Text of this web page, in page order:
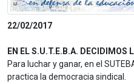
22/02/2017
EN EL S.U.T.E.B.A. DECIDIMOS
Para luchar y ganar, en el
practica la democracia sindical.